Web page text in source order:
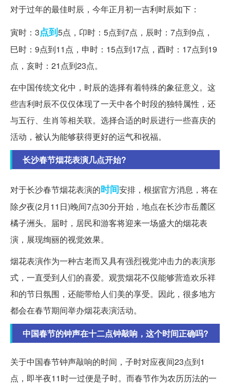
对于过年的最佳时辰，今年正月初一吉利时辰如下：
寅时：3点到5点，卬时：5点到7点，辰时：7点到9点，
巳时：9点到11点，申时：15点到17点，酉时：17点到19
点，亥时：21点到23点。
在中国传统文化中，时辰的选择有着特殊的象征意义。这
些吉利时辰不仅仅体现了一天中各个时段的独特属性，还
与五行、生肖等相关联。选择合适的时辰进行一些喜庆的
活动，被认为能够获得更好的运气和祝福。
长沙春节烟花表演几点开始?
对于长沙春节烟花表演的时间安排，根据官方消息，将在
除夕夜(2月11日)晚间7点30分开始，地点在长沙市岳麓区
橘子洲头。届时，居民和游客将迎来一场盛大的烟花表
演，展现绚丽的视觉效果。
烟花表演作为一种古老而又具有强烈视觉冲击力的表演形
式，一直受到人们的喜爱。观赏烟花不仅能够营造欢乐祥
和的节日氛围，还能带给人们美的享受。因此，很多地方
都会在春节期间举办烟花表演活动。
中国春节的钟声在十二点钟敲响，这个时间正确吗?
关于中国春节钟声敲响的时间，子时对应夜间23点到1
点，即半夜11时一过便是子时。而春节作为农历历法的一